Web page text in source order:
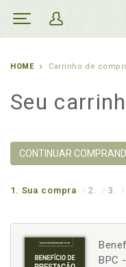
HOME Carrinho de
Seu
CONTINUAR
1. Sua compra 2. 3.
BPC